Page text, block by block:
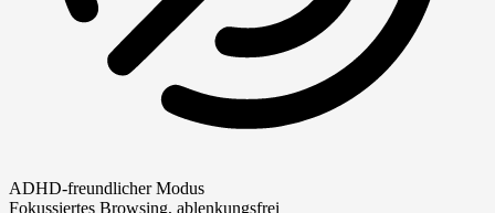
ADHD-freundlicher Modus
Fokussiertes Browsing, ablenkungsfrei